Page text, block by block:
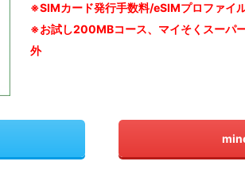
※SIMカード発行手数料/eSIMプロファイ
※お試し200MBコース、マイそくスーパ
外